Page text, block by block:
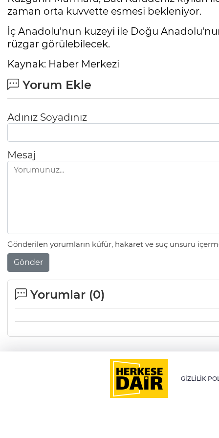
zaman orta kuvvette esmesi bekleniyor.
İç Anadolu'nun kuzeyi ile Doğu
rüzgar görülebilecek.
Kaynak: Haber Merkezi
Yorum Ekle
Adınız Soyadınız
Mesaj
Gönderilen yorumların küfür, hakaret ve suç unsuru
Gönder
Yorumlar (0)
GİZLİLİK